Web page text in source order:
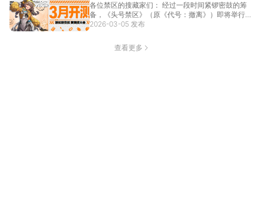
各位禁区的搜藏家们： 经过一段时间紧锣密鼓的筹
备，《头号禁区》（原《代号：撤离》）即将举行新
一轮的测... [详情]
2026-03-05 发布
查看更多